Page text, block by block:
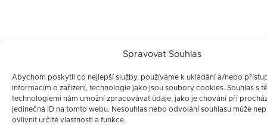
Spravovat Souhlas
Abychom poskytli co nejlepší služby, používáme k ukládání a/nebo
informacím o zařízení, technologie jako jsou soubory cookies. Souhlas s
technologiemi nám umožní zpracovávat údaje, jako je chování při
jedinečná ID na tomto webu. Nesouhlas nebo odvolání souhlasu může
ovlivnit určité vlastnosti a funkce.